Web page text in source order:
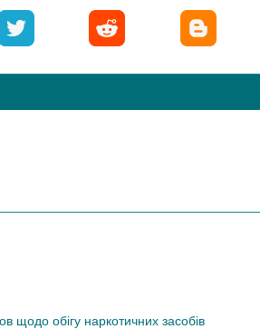
щодо обігу наркотичних засобів